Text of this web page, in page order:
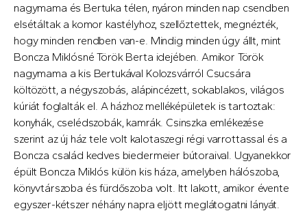
nagymama és Bertuka télen, nyáron minden nap csendben
elsétáltak a komor kastélyhoz, szellőztettek, megnézték,
hogy minden rendben van-e. Mindig minden úgy állt, mint
Boncza Miklósné Török Berta idejében. Amikor Török
nagymama a kis Bertukával Kolozsvárról Csucsára
költözött, a négyszobás, alápincézett, sokablakos, világos
kúriát foglalták el. A házhoz melléképületek is tartoztak:
konyhák, cselédszobák, kamrák. Csinszka emlékezése
szerint az új ház tele volt kalotaszegi régi varrottassal és a
Boncza család kedves biedermeier bútoraival. Ugyanekkor
épült Boncza Miklós külön kis háza, amelyben hálószoba,
könyvtárszoba és fürdőszoba volt. Itt lakott, amikor évente
egyszer-kétszer néhány napra eljött meglátogatni lányát.